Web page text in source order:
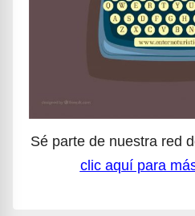
Sé parte de nuestra red
clic aquí para